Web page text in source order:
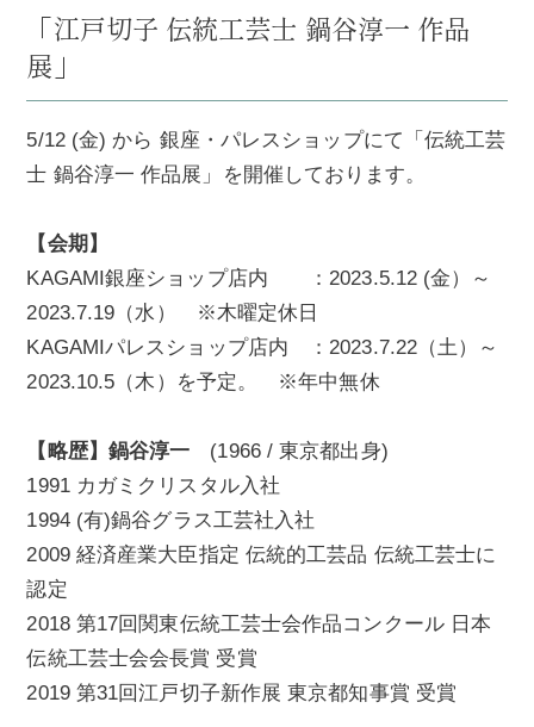
「江戸切子 伝統工芸士 鍋谷淳一 作品
展」
5/12 (金) から 銀座・パレスショップにて「伝統工芸
士 鍋谷淳一 作品展」を開催しております。
【会期】
KAGAMI銀座ショップ店内 ：2023.5.12 (金）～
2023.7.19（水） ※木曜定休日
KAGAMIパレスショップ店内 ：2023.7.22（土）～
2023.10.5（木）を予定。 ※年中無休
【略歴】鍋谷淳一 (1966 / 東京都出身)
1991 カガミクリスタル入社
1994 (有)鍋谷グラス工芸社入社
2009 経済産業大臣指定 伝統的工芸品 伝統工芸士に
認定
2018 第17回関東伝統工芸士会作品コンクール 日本
伝統工芸士会会長賞 受賞
2019 第31回江戸切子新作展 東京都知事賞 受賞